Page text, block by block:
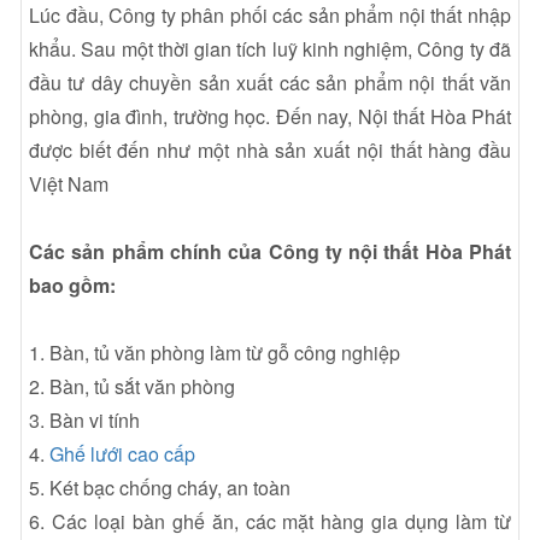
Lúc đầu, Công ty phân phối các sản phẩm nội thất nhập
khẩu. Sau một thời gian tích luỹ kinh nghiệm, Công ty đã
đầu tư dây chuyền sản xuất các sản phẩm nội thất văn
phòng, gia đình, trường học. Đến nay, Nội thất Hòa Phát
được biết đến như một nhà sản xuất nội thất hàng đầu
Việt Nam
Các sản phẩm chính của Công ty nội thất Hòa Phát
bao gồm:
1. Bàn, tủ văn phòng làm từ gỗ công nghiệp
2. Bàn, tủ sắt văn phòng
3. Bàn vi tính
4. Ghế lưới cao cấp
5. Két bạc chống cháy, an toàn
6. Các loại bàn ghế ăn, các mặt hàng gia dụng làm từ